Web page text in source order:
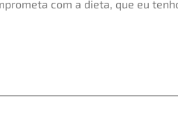
com a dieta, que eu